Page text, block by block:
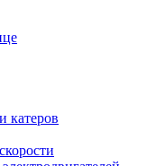
катеров